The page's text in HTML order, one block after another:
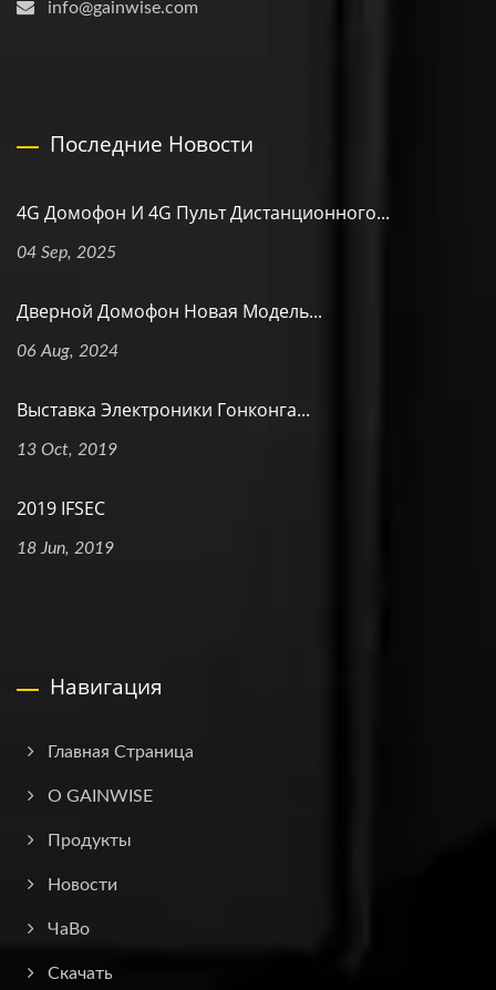
info@gainwise.com
Последние Новости
4G Домофон И 4G Пульт Дистанционного...
04 Sep, 2025
Дверной Домофон Новая Модель...
06 Aug, 2024
Выставка Электроники Гонконга...
13 Oct, 2019
2019 IFSEC
18 Jun, 2019
Навигация
Главная Страница
О GAINWISE
Продукты
Новости
ЧаВо
Скачать